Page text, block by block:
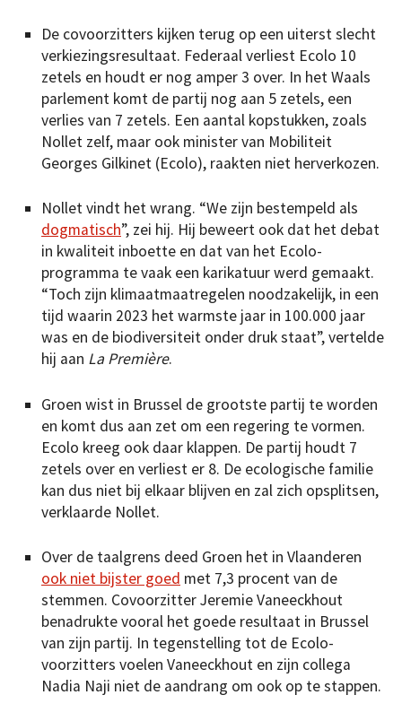
De covoorzitters kijken terug op een uiterst slecht
verkiezingsresultaat. Federaal verliest Ecolo 10
zetels en houdt er nog amper 3 over. In het Waals
parlement komt de partij nog aan 5 zetels, een
verlies van 7 zetels. Een aantal kopstukken, zoals
Nollet zelf, maar ook minister van Mobiliteit
Georges Gilkinet (Ecolo), raakten niet herverkozen.
Nollet vindt het wrang. “We zijn bestempeld als
dogmatisch”, zei hij. Hij beweert ook dat het debat
in kwaliteit inboette en dat van het Ecolo-
programma te vaak een karikatuur werd gemaakt.
“Toch zijn klimaatmaatregelen noodzakelijk, in een
tijd waarin 2023 het warmste jaar in 100.000 jaar
was en de biodiversiteit onder druk staat”, vertelde
hij aan La Première.
Groen wist in Brussel de grootste partij te worden
en komt dus aan zet om een regering te vormen.
Ecolo kreeg ook daar klappen. De partij houdt 7
zetels over en verliest er 8. De ecologische familie
kan dus niet bij elkaar blijven en zal zich opsplitsen,
verklaarde Nollet.
Over de taalgrens deed Groen het in Vlaanderen
ook niet bijster goed met 7,3 procent van de
stemmen. Covoorzitter Jeremie Vaneeckhout
benadrukte vooral het goede resultaat in Brussel
van zijn partij. In tegenstelling tot de Ecolo-
voorzitters voelen Vaneeckhout en zijn collega
Nadia Naji niet de aandrang om ook op te stappen.